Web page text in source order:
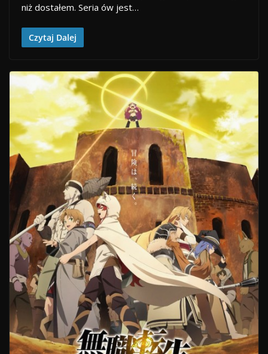
niż dostałem. Seria ów jest…
Czytaj Dalej